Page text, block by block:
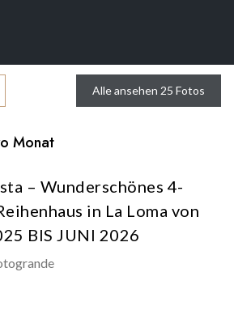
Alle ansehen 25 Fotos
Monat
– Wunderschönes 4-
in La Loma von
BIS JUNI 2026